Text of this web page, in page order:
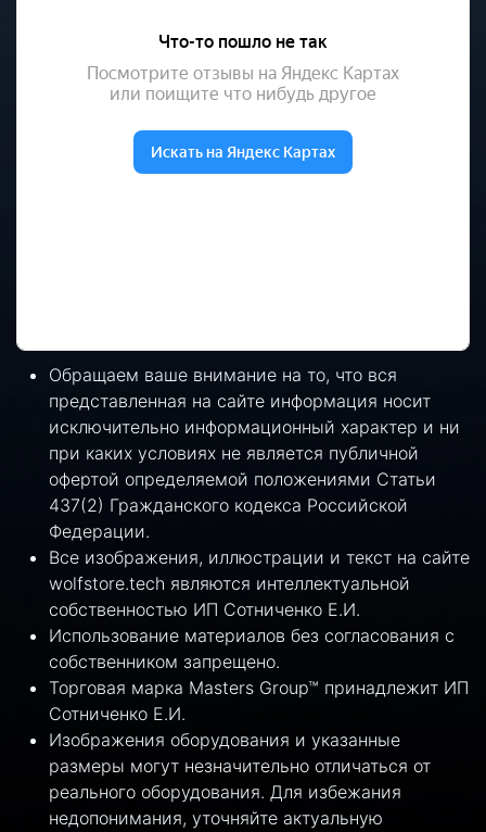
Обращаем ваше внимание на то, что вся
представленная на сайте информация носит
исключительно информационный характер и ни
при каких условиях не является публичной
офертой определяемой положениями Статьи
437(2) Гражданского кодекса Российской
Федерации.
Все изображения, иллюстрации и текст на сайте
wolfstore.tech являются интеллектуальной
собственностью ИП Сотниченко Е.И.
Использование материалов без согласования с
собственником запрещено.
Торговая марка Masters Group™ принадлежит ИП
Сотниченко Е.И.
Изображения оборудования и указанные
размеры могут незначительно отличаться от
реального оборудования. Для избежания
недопонимания, уточняйте актуальную